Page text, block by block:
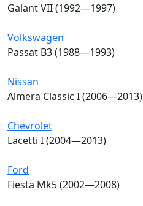
Galant VII (1992—1997)
Volkswagen
Passat B3 (1988—1993)
Nissan
Almera Classic I (2006—2013)
Chevrolet
Lacetti I (2004—2013)
Ford
Fiesta Mk5 (2002—2008)